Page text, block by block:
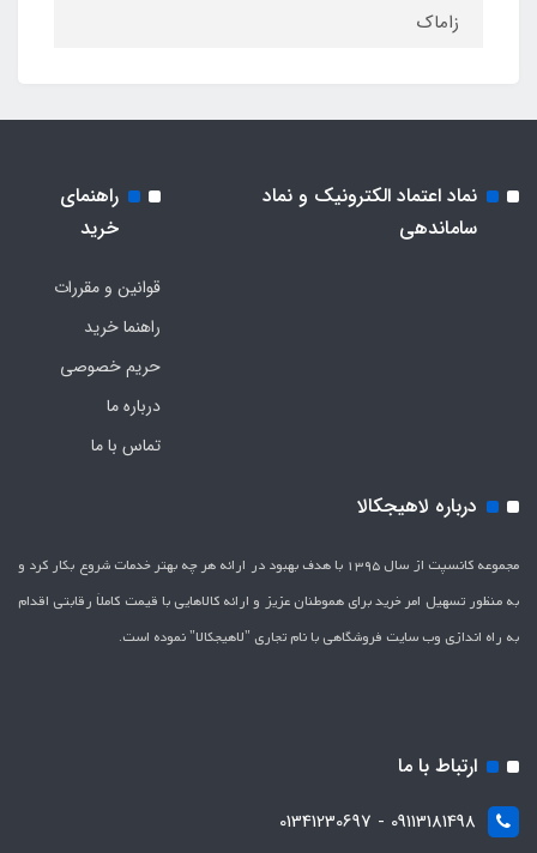
زاماک
نماد اعتماد الکترونیک و نماد
ساماندهی
راهنمای
خرید
قوانین و مقررات
راهنما خرید
حریم خصوصی
درباره ما
تماس با ما
درباره لاهیجکالا
مجموعه کانسپت از سال 1395 با هدف بهبود در ارائه هر چه بهتر خدمات شروع بکار کرد و
به منظور تسهیل امر خرید برای هموطنان عزیز و ارائه کالاهایی با قیمت کاملاَ رقابتی اقدام
به راه اندازی وب سایت فروشگاهی با نام تجاری "لاهیج­کالا" نموده است.
ارتباط با ما
09113181498 - 01341230697